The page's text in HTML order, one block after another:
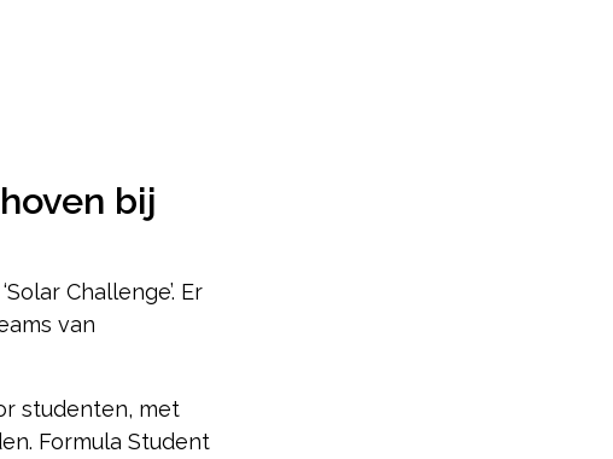
bij
Challenge’. Er
van
studenten, met
Formula Student